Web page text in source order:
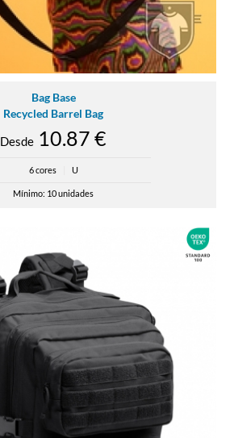
Bag Base
Recycled Barrel Bag
Desde 10.87 €
6 cores U
Mínimo: 10 unidades